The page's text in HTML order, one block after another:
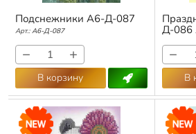
Подснежники А6-Д-087
Арт.: А6-Д-087
− +
В корзину
Д-086
−
В